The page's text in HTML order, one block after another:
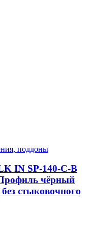
поддоны
IN SP-140-C-B
чёрный
стыковочного